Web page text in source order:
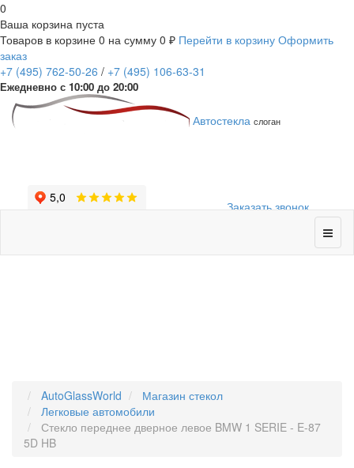
0
Ваша корзина пуста
Товаров в корзине 0 на сумму 0 ₽ Перейти в корзину Оформить
заказ
+7 (495) 762-50-26 / +7 (495) 106-63-31
Ежедневно с 10:00 до 20:00
Заказать звонок
Автостекла слоган
AutoGlassWorld
Магазин стекол
Легковые автомобили
Стекло переднее дверное левое BMW 1 SERIE - E-87
5D HB